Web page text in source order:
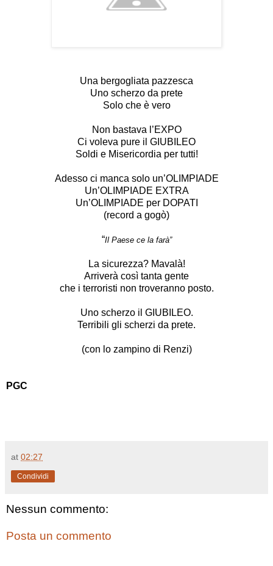
Una bergogliata pazzesca
Uno scherzo da prete
Solo che è vero
Non bastava l’EXPO
Ci voleva pure il GIUBILEO
Soldi e Misericordia per tutti!
Adesso ci manca solo un’OLIMPIADE
Un’OLIMPIADE EXTRA
Un’OLIMPIADE per DOPATI
(record a gogò)
“Il Paese ce la farà”
La sicurezza? Mavalà!
Arriverà così tanta gente
che i terroristi non troveranno posto.
Uno scherzo il GIUBILEO.
Terribili gli scherzi da prete.
(con lo zampino di Renzi)
PGC
at 02:27
Condividi
Nessun commento:
Posta un commento